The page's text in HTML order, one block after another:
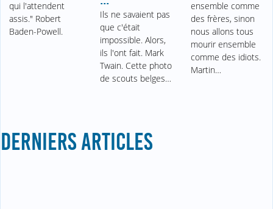
qui l'attendent
assis." Robert
Baden-Powell.
Ils ne savaient pas
que c'était
impossible. Alors,
ils l'ont fait. Mark
Twain. Cette photo
de scouts belges…
ensemble comme
des frères, sinon
nous allons tous
mourir ensemble
comme des idiots.
Martin…
DERNIERS ARTICLES